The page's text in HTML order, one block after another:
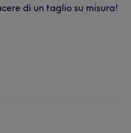
di un taglio su misura!